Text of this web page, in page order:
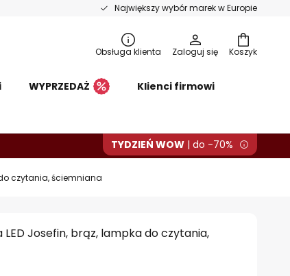
Największy wybór marek w Europie
Koszyk
Obsługa klienta Zaloguj się
WYPRZEDAŻ Klienci firmowi
TYDZIEŃ WOW | do -70%
czytania, ściemniana
LED Josefin, brąz, lampka do czytania,